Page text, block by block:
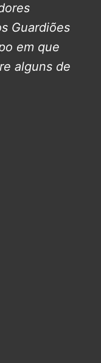
Guardiões
em que
alguns de